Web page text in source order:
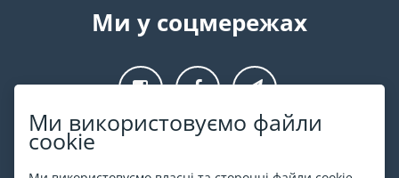
Ми використовуємо файли
cookie
Ми у соцмережах
Про ESPORT.in.ua